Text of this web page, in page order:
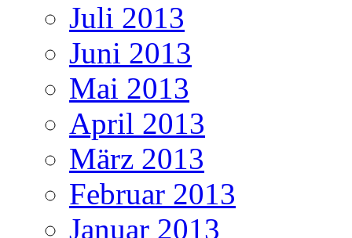
Juli 2013
Juni 2013
Mai 2013
April 2013
März 2013
Februar 2013
Januar 2013